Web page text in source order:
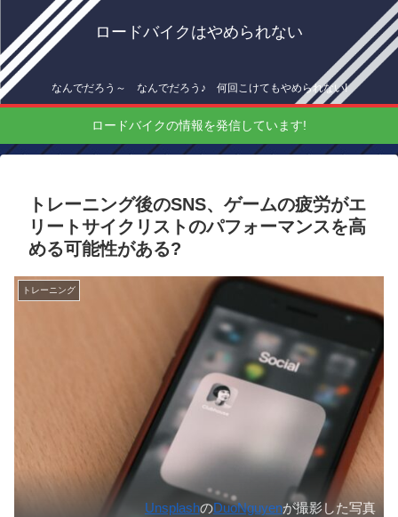
ロードバイクはやめられない
なんでだろう～ なんでだろう♪ 何回こけてもやめられない!
ロードバイクの情報を発信しています!
トレーニング後のSNS、ゲームの疲労がエ
リートサイクリストのパフォーマンスを高
める可能性がある?
トレーニング
UnsplashのDuoNguyenが撮影した写真